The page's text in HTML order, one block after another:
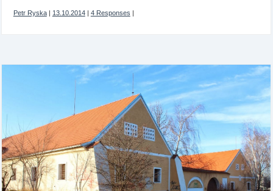
Petr Ryska| 13.10.2014| 4 Responses